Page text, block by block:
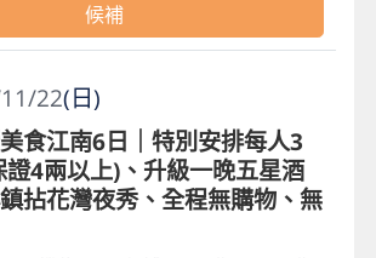
候補
22(日)
食江南6日｜特別安排每人3
4兩以上)、升級一晚五星酒
拈花灣夜秀、全程無購物、無